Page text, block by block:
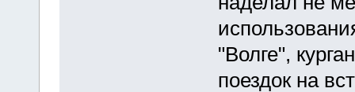
"Волге",
поездок на